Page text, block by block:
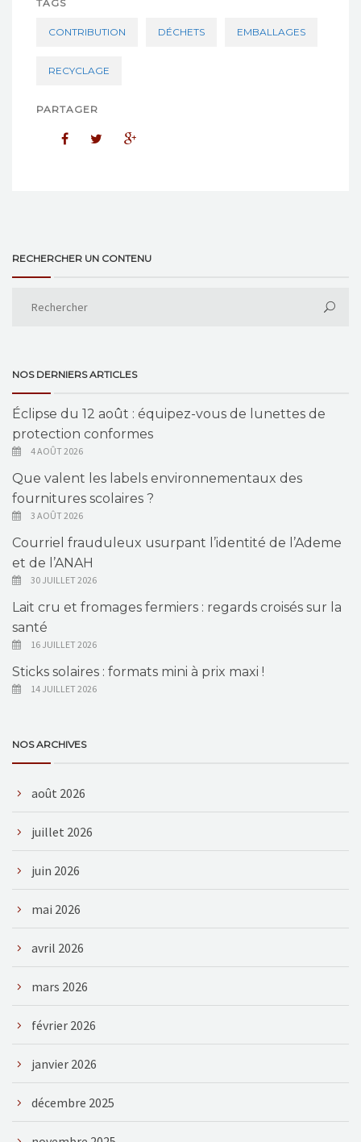
TAGS
CONTRIBUTION DÉCHETS EMBALLAGES
RECYCLAGE
PARTAGER
RECHERCHER UN CONTENU
NOS DERNIERS ARTICLES
Éclipse du 12 août : équipez-vous de lunettes de
protection conformes
4 AOÛT 2026
Que valent les labels environnementaux des
fournitures scolaires ?
3 AOÛT 2026
Courriel frauduleux usurpant l’identité de l’Ademe
et de l’ANAH
30 JUILLET 2026
Lait cru et fromages fermiers : regards croisés sur la
santé
16 JUILLET 2026
Sticks solaires : formats mini à prix maxi !
14 JUILLET 2026
NOS ARCHIVES
août 2026
juillet 2026
juin 2026
mai 2026
avril 2026
mars 2026
février 2026
janvier 2026
décembre 2025